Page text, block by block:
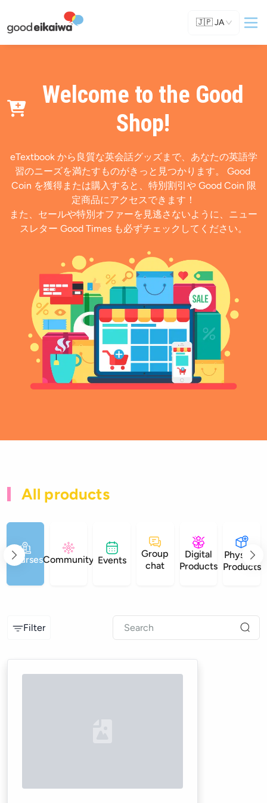
🇯🇵JA
Welcome to the Good
Shop!
eTextbook から良質な英会話グッズまで、あなたの英語学
習のニーズを満たすものがきっと見つかります。 Good
Coin を獲得または購入すると、特別割引や Good Coin 限
定商品にアクセスできます！
また、セールや特別オファーを見逃さないように、ニュー
スレター Good Times も必ずチェックしてください。
All products
CoursesCommunity Events
Group
chat
Digital
Products
Physical
Products
Filter